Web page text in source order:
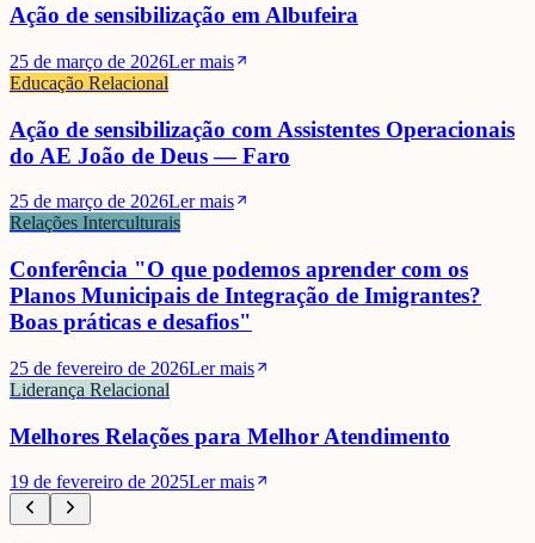
Ação de sensibilização em Albufeira
25 de março de 2026Ler mais
Educação Relacional
Ação de sensibilização com Assistentes Operacionais
do AE João de Deus — Faro
25 de março de 2026Ler mais
Relações Interculturais
Conferência "O que podemos aprender com os
Planos Municipais de Integração de Imigrantes?
Boas práticas e desafios"
25 de fevereiro de 2026Ler mais
Liderança Relacional
Melhores Relações para Melhor Atendimento
19 de fevereiro de 2025Ler mais